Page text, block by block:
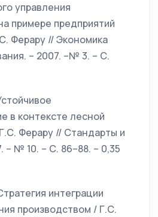
управления
примере предприятий
Ферару // Экономика
– 2007. –№ 3. – С.
в контексте лесной
Ферару // Стандарты и
– № 10. – С. 86–88. – 0,35
интеграции
производством / Г.С.